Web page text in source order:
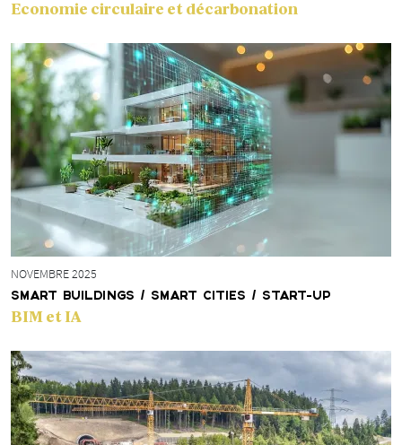
Economie circulaire et décarbonation
NOVEMBRE 2025
SMART BUILDINGS / SMART CITIES / START-UP
BIM et IA